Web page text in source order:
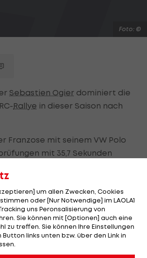
Foto: ©
Sebastien Ogier dominiert die
Rallye in dieser Saison nach
Franzose mit seinem VW Polo
mit 35,7 Sekunden
Auf Position drei klassiert sich
Andreas Mikkelsen (NOR) mit
Este Ott Tänak (M-Sport) liegt
zurück. Jari-Matti Latvala
aufgeben.
um allen Zwecken, Cookies
oder [Nur Notwendige] im LAOLA1
uns Peronsalisierung von
Sie können mit [Optionen] auch eine
zu treffen. Sie können Ihre Einstellungen
links unten bzw. über den Link in